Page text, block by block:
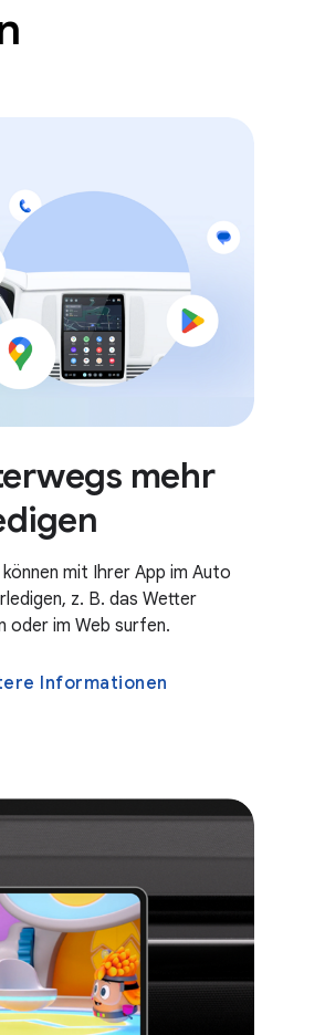
mehr
mit Ihrer App im Auto
z. B. das Wetter
oder im Web surfen.
Informationen